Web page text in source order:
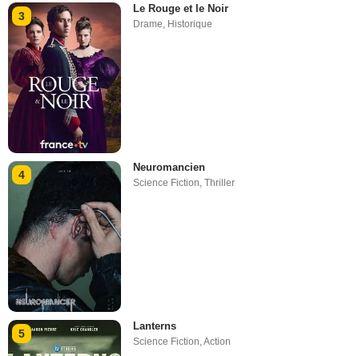
3
Le Rouge et le Noir
Drame, Historique
4
Neuromancien
Science Fiction,Thriller
5
Lanterns
Science Fiction,Action